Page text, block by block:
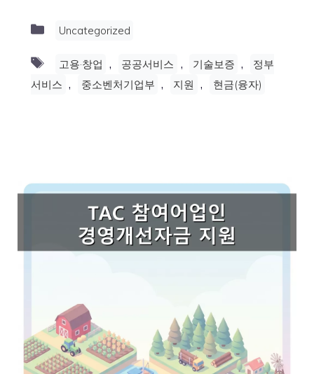
Categories
Uncategorized
Tags
고용·창업 , 공공서비스 , 기술보증 ,
정부
서비스 , 중소벤처기업부 , 지원 , 현금(융자)